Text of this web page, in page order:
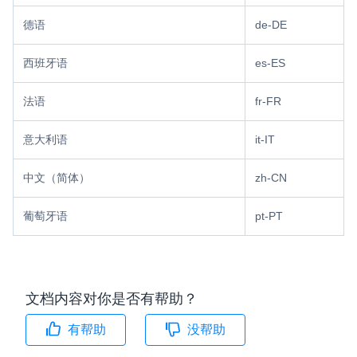
德语 de-DE
西班牙语 es-ES
法语 fr-FR
意大利语 it-IT
中文（简体） zh-CN
葡萄牙语 pt-PT
文档内容对你是否有帮助？
有帮助 没帮助